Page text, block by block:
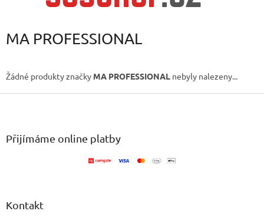
MA PROFESSIONAL
Žádné produkty značky MA PROFESSIONAL nebyly nalezeny...
Z
Přijímáme online platby
Kontakt